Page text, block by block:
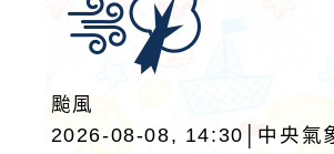
颱風
2026-08-08, 14:30│中央氣